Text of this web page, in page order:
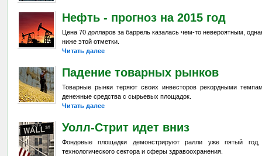
Нефть - прогноз на 2015 год
Цена 70 долларов за баррель казалась чем-то невероятным,
ниже этой отметки.
Читать далее
Падение товарных рынков
Товарные рынки теряют своих инвесторов рекордными
денежные средства с сырьевых площадок.
Читать далее
Уолл-Стрит идет вниз
Фондовые площадки демонстрируют ралли уже пятый
технологического сектора и сферы здравоохранения.